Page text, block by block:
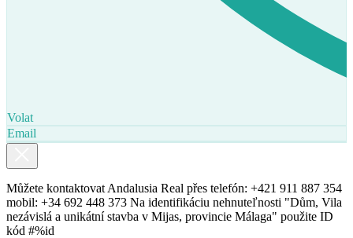
Volat
Email
Můžete kontaktovat Andalusia Real přes telefón: +421 911 887 354
mobil: +34 692 448 373 Na identifikáciu nehnuteľnosti "Dům, Vila
nezávislá a unikátní stavba v Mijas, provincie Málaga" použite ID
kód #%id